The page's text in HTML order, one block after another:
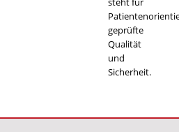
geprüfte
Qualität
und
Sicherheit.